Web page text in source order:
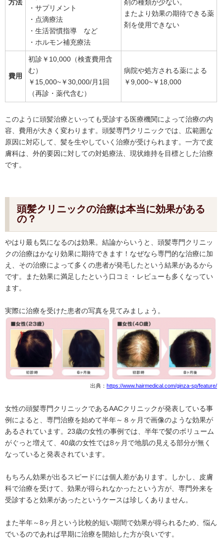
方法
・サプリメント
・点滴療法
・生活習慣指導 など
・ホルモン補充療法
剤の種類が少ない。
またより効果の期待できる薬
剤を使用できない
費用
初診￥10,000（検査費用含
む）
￥15,000~￥30,000/月1回
（再診・薬代含む）
病院や処方される薬による
￥9,000~￥18,000
このように頭髪治療といっても受診する医療機関によって治療の内
容、費用が大きく変わります。頭髪専門クリニックでは、広範囲な
原因に対応して、髪を生やしていく治療が受けられます。一方で皮
膚科は、外的要因に対しての対処療法、現状維持を目標とした治療
です。
頭髪クリニックの治療は本当に効果がある
の？
やはり最も気になるのは効果。結論からいうと、頭髪専門クリニッ
クの治療はかなり効果に期待できます！なぜなら専門的な治療に加
え、その治療によって多くの患者が発毛したという結果があるから
です。また効果に満足したという口コミ・レビューも多くなってい
ます。
実際に治療を受けた患者の写真を見てみましょう。
出典： https://www.hairmedical.com/ginza-sp/feature/
女性の頭髪専門クリニックであるAACクリニックが発表している事
例によると、専門治療を始めて半年～８ヶ月で画像のような効果が
あるされています。23歳の女性の事例では、半年で髪のボリューム
がぐっと増えて、40歳の女性では8ヶ月で地肌の見える部分が無く
なっていると発表されています。
もちろん効果が出るスピードには個人差があります。しかし、皮膚
科で治療を受けて、効果が得られなかったという方が、専門外来を
受診すると効果があったというケースは珍しくありません。
また半年～8ヶ月という比較的短い期間で効果が得られるため、悩ん
でいるのであれば早期に治療を開始した方が良いです。